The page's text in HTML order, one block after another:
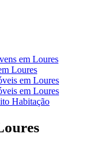
em Loures
Loures
em Loures
em Loures
Habitação